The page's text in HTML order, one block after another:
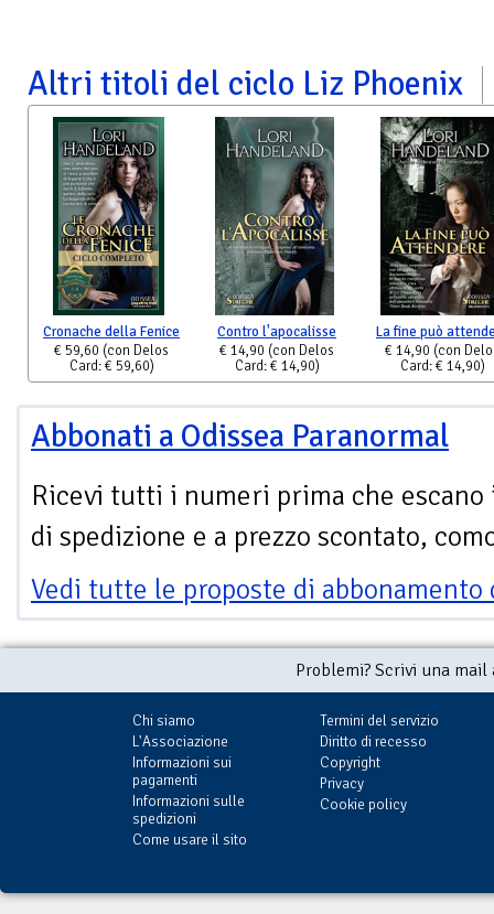
Altri titoli del ciclo Liz Phoenix
Cronache della Fenice
€ 59,60 (con Delos
Card: € 59,60)
Contro l'apocalisse
€ 14,90 (con Delos
Card: € 14,90)
La fine può
€ 14,90 (con
Card: € 14,90)
Abbonati a Odissea Paranormal
Ricevi tutti i numeri prima che escano
di spedizione e a prezzo scontato,
Vedi tutte le proposte di
Problemi? Scrivi una
Chi siamo
L'Associazione
Informazioni sui
pagamenti
Informazioni sulle
spedizioni
Come usare il sito
Termini del servizio
Diritto di recesso
Copyright
Privacy
Cookie policy